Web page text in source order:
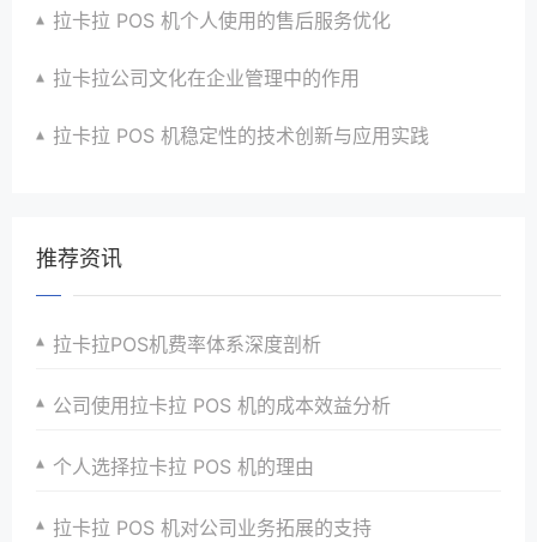
拉卡拉 POS 机个人使用的售后服务优化
拉卡拉公司文化在企业管理中的作用
拉卡拉 POS 机稳定性的技术创新与应用实践
推荐资讯
拉卡拉POS机费率体系深度剖析
公司使用拉卡拉 POS 机的成本效益分析
个人选择拉卡拉 POS 机的理由
拉卡拉 POS 机对公司业务拓展的支持